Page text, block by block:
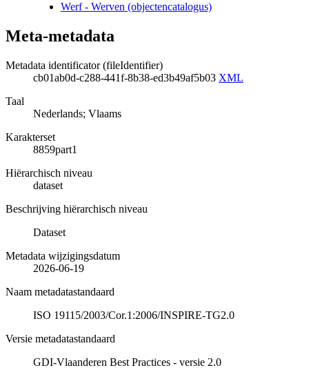
Werf - Werven (objectencatalogus)
Meta-metadata
Metadata identificator (fileIdentifier)
cb01ab0d-c288-441f-8b38-ed3b49af5b03 XML
Taal
Nederlands; Vlaams
Karakterset
8859part1
Hiërarchisch niveau
dataset
Beschrijving hiërarchisch niveau
Dataset
Metadata wijzigingsdatum
2026-06-19
Naam metadatastandaard
ISO 19115/2003/Cor.1:2006/INSPIRE-TG2.0
Versie metadatastandaard
GDI-Vlaanderen Best Practices - versie 2.0